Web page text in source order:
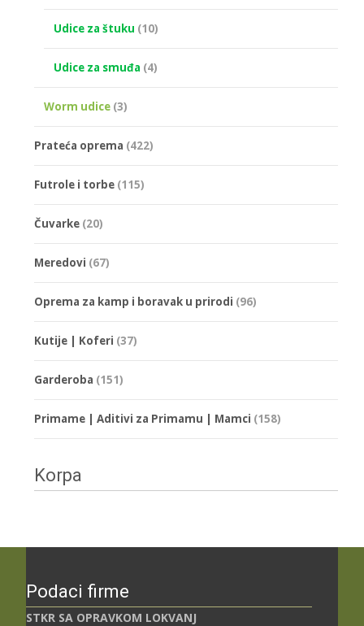
Udice za štuku (10)
Udice za smuđa (4)
Worm udice (3)
Prateća oprema (422)
Futrole i torbe (115)
Čuvarke (20)
Meredovi (67)
Oprema za kamp i boravak u prirodi (96)
Kutije | Koferi (37)
Garderoba (151)
Primame | Aditivi za Primamu | Mamci (158)
Korpa
Podaci firme
STKR SA OPRAVKOM LOKVANJ